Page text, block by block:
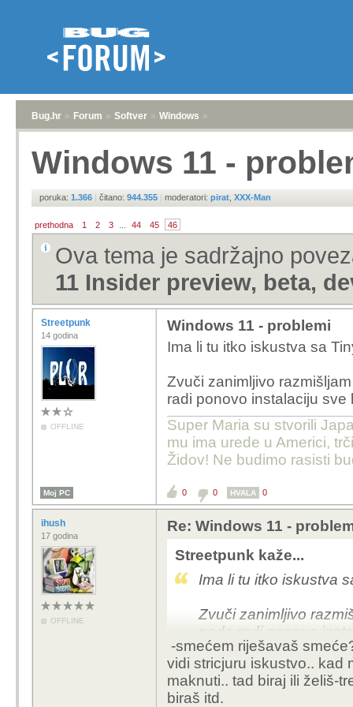
Bug.hr » Forum » Softver » Windows »
Windows 11 -
poruka: 1.366 | čitano: 944.355 | moderatori: pirat XXX-Man
prethodna 1 2 3 44 45 46
Ova tema je sadržajno
11 Insider preview, beta,
Streetpunk
14 godina
OFFLINE
Windows 11 - problemi
Ima li tu itko iskustva sa
Zvuči zanimljivo
radi ponovo instalaciju sve
Super Maria su stvorili
mu ima urede u Americi,
Židov! Ne budimo rasisti
Moj PC 0 0 HVALA 0
ihush
17 godina
OFFLINE
Re: Windows 11 -
Streetpunk kaže...
Ima li tu itko iskustva
Zvuči zanimljivo
neda radi ponovo
-smećem riješavaš
vidi stricjuru iskustvo.. kad
maknuti.. tad biraj ili želiš-
biraš itd.